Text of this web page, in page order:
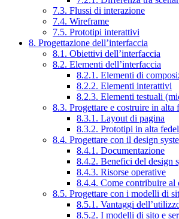
7.3. Flussi di interazione
7.4. Wireframe
7.5. Prototipi interattivi
8. Progettazione dell’interfaccia
8.1. Obiettivi dell’interfaccia
8.2. Elementi dell’interfaccia
8.2.1. Elementi di
8.2.2. Elementi interattivi
8.2.3. Elementi testuali
8.3. Progettare e costruire in alta
8.3.1. Layout di pagina
8.3.2. Prototipi in alta
8.4. Progettare con il design
8.4.1. Documentazione
8.4.2. Benefici del design
8.4.3. Risorse operative
8.4.4. Come contribuire al
8.5. Progettare con i modelli di
8.5.1. Vantaggi
8.5.2. I modelli di sito e